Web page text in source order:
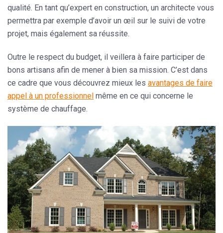
qualité. En tant qu’expert en construction, un architecte vous
permettra par exemple d’avoir un œil sur le suivi de votre
projet, mais également sa réussite.
Outre le respect du budget, il veillera à faire participer de
bons artisans afin de mener à bien sa mission. C’est dans
ce cadre que vous découvrez mieux les avantages de faire
appel à un professionnel même en ce qui concerne le
système de chauffage.